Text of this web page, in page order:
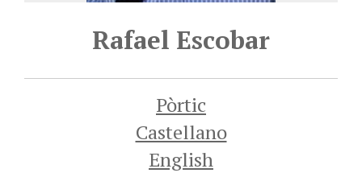
Rafael Escobar
Pòrtic
Castellano
English